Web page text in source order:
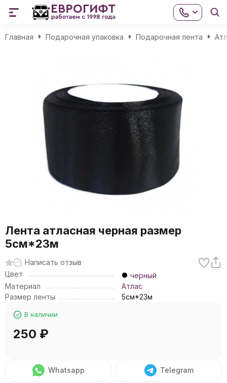
Главная Подарочная упаковка Подарочная лента
Лента атласная черная размер
5см*23м
Написать отзыв
Цвет
черный
Материал
Атлас
Размер ленты
5см*23м
В наличии
250 ₽
Whatsapp Telegram